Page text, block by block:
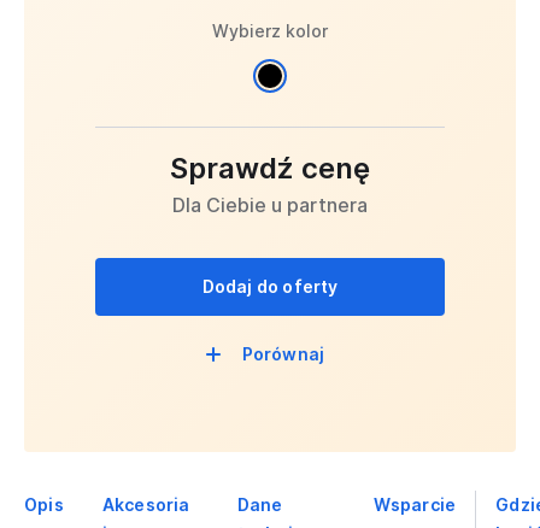
Wybierz kolor
Sprawdź cenę
Dla Ciebie u partnera
Dodaj do oferty
Porównaj
Opis
Akcesoria
Dane
Wsparcie